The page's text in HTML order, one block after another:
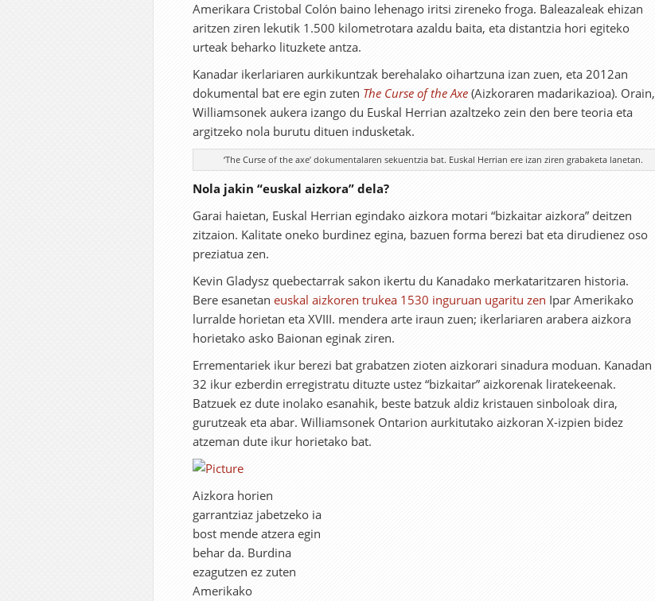
Amerikara Cristobal Colón baino lehenago iritsi zireneko froga. Baleazaleak ehizan
aritzen ziren lekutik 1.500 kilometrotara azaldu baita, eta distantzia hori egiteko
urteak beharko lituzkete antza.
Kanadar ikerlariaren aurkikuntzak berehalako oihartzuna izan zuen, eta 2012an
dokumental bat ere egin zuten The Curse of the Axe (Aizkoraren madarikazioa). Orain,
Williamsonek aukera izango du Euskal Herrian azaltzeko zein den bere teoria eta
argitzeko nola burutu dituen indusketak.
‘The Curse of the axe’ dokumentalaren sekuentzia bat. Euskal Herrian ere izan ziren grabaketa lanetan.
Nola jakin “euskal aizkora” dela?
Garai haietan, Euskal Herrian egindako aizkora motari “bizkaitar aizkora” deitzen
zitzaion. Kalitate oneko burdinez egina, bazuen forma berezi bat eta dirudienez oso
preziatua zen.
Kevin Gladysz quebectarrak sakon ikertu du Kanadako merkataritzaren historia.
Bere esanetan euskal aizkoren trukea 1530 inguruan ugaritu zen Ipar Amerikako
lurralde horietan eta XVIII. mendera arte iraun zuen; ikerlariaren arabera aizkora
horietako asko Baionan eginak ziren.
Errementariek ikur berezi bat grabatzen zioten aizkorari sinadura moduan. Kanadan
32 ikur ezberdin erregistratu dituzte ustez “bizkaitar” aizkorenak liratekeenak.
Batzuek ez dute inolako esanahik, beste batzuk aldiz kristauen sinboloak dira,
gurutzeak eta abar. Williamsonek Ontarion aurkitutako aizkoran X-izpien bidez
atzeman dute ikur horietako bat.
Aizkora horien
garrantziaz jabetzeko ia
bost mende atzera egin
behar da. Burdina
ezagutzen ez zuten
Amerikako